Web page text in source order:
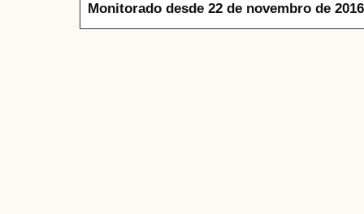
Monitorado desde 22 de novembro de